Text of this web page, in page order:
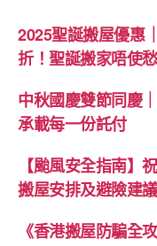
2025聖誕搬屋優惠
折！聖誕搬家唔使愁
中秋國慶雙節同慶
承載每一份託付
【颱風安全指南】
搬屋安排及避險建議
《香港搬屋防騙全